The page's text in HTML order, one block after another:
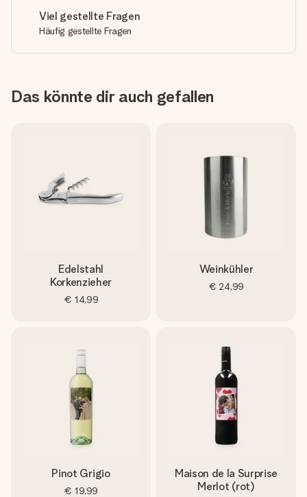
Viel gestellte Fragen
Häufig gestellte Fragen
Das könnte dir auch gefallen
Edelstahl
Korkenzieher
€ 14,99
Weinkühler
€ 24,99
Pinot Grigio
€ 19,99
Maison de la Surprise
Merlot (rot)